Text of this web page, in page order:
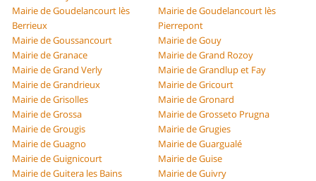
Mairie de Goudelancourt lès
Berrieux
Mairie de Goudelancourt lès
Pierrepont
Mairie de Goussancourt
Mairie de Gouy
Mairie de Granace
Mairie de Grand Rozoy
Mairie de Grand Verly
Mairie de Grandlup et Fay
Mairie de Grandrieux
Mairie de Gricourt
Mairie de Grisolles
Mairie de Gronard
Mairie de Grossa
Mairie de Grosseto Prugna
Mairie de Grougis
Mairie de Grugies
Mairie de Guagno
Mairie de Guargualé
Mairie de Guignicourt
Mairie de Guise
Mairie de Guitera les Bains
Mairie de Guivry